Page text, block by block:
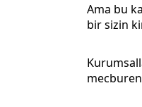
Ama bu
bir sizin